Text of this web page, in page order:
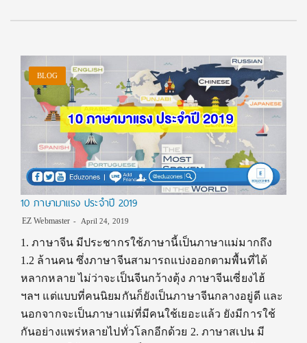
BLOG
10 ภาษามาแรง ประจำปี 2019
EZ Webmaster April 24, 2019
1. ภาษาจีน มีประชากรใช้ภาษานี้เป็นภาษาแม่มากถึง
1.2 ล้านคน ซึ่งภาษาจีนสามารถแบ่งออกตามพื้นที่ได้
หลากหลาย ไม่ว่าจะเป็นจีนกว้างตุ้ง ภาษาจีนเซี่ยงไฮ้
ฯลฯ แต่แบบที่คนนิยมกันก็ยังเป็นภาษาจีนกลางอยู่ดี และ
นอกจากจะเป็นภาษาแม่ที่มีคนใช้เยอะแล้ว ยังมีการใช้
กันอย่างแพร่หลายไปทั่วโลกอีกด้วย 2. ภาษาสเปน มี